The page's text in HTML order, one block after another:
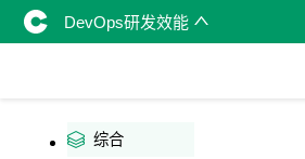
DevOps研发效能
综合